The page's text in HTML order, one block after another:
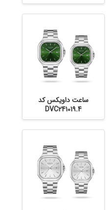
ساعت داویکس کد
DVC241019.4